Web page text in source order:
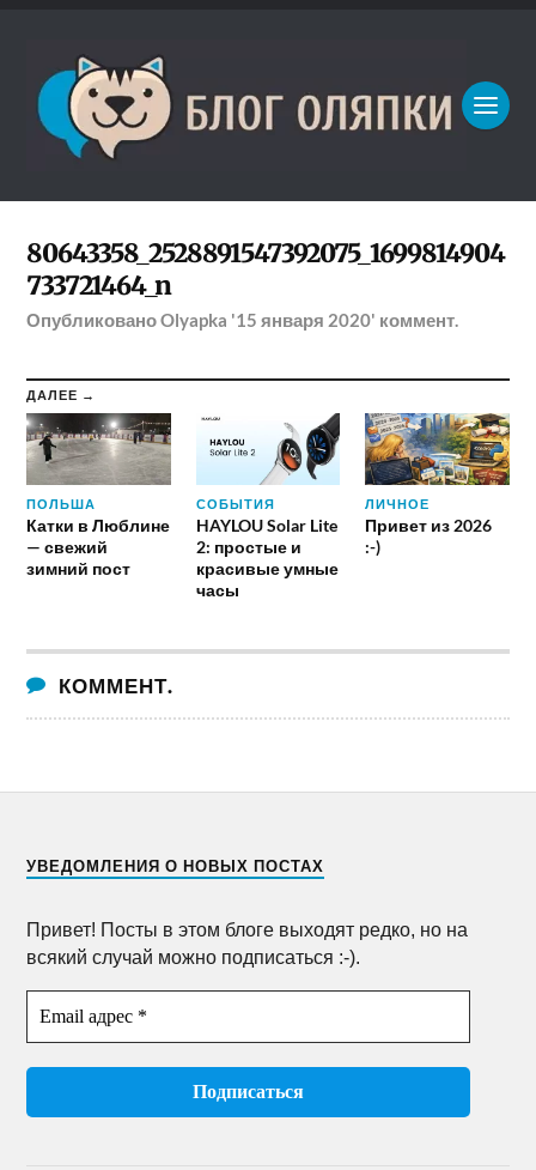
80643358_2528891547392075_1699814904
733721464_n
ОпубликованоOlyapka '15 января 2020' коммент.
ДАЛЕЕ →
ПОЛЬША
Катки в Люблине
— свежий
зимний пост
СОБЫТИЯ
HAYLOU Solar Lite
2: простые и
красивые умные
часы
ЛИЧНОЕ
Привет из 2026
:-)
КОММЕНТ.
УВЕДОМЛЕНИЯ О НОВЫХ ПОСТАХ
Привет! Посты в этом блоге выходят редко, но на
всякий случай можно подписаться :-).